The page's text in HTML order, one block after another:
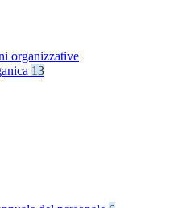
organizzative
13